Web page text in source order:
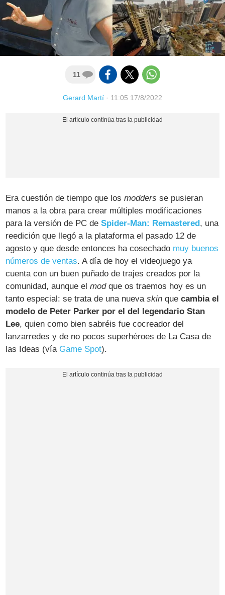
11
Gerard Martí · 11:05 17/8/2022
Era cuestión de tiempo que losmodders se pusieran
manos a la obra para crear múltiples modificaciones
para la versión de PC deSpider-Man: Remastered, una
reedición que llegó a la plataforma el pasado 12 de
agosto y que desde entonces ha cosechado muy buenos
números de ventas. A día de hoy el videojuego ya
cuenta con un buen puñado de trajes creados por la
comunidad, aunque elmodque os traemos hoy es un
tanto especial: se trata de una nuevaskin quecambia el
modelo de Peter Parker por el del legendario Stan
Lee, quien como bien sabréis fue cocreador del
lanzarredes y de no pocos superhéroes de La Casa de
las Ideas (vía Game Spot).